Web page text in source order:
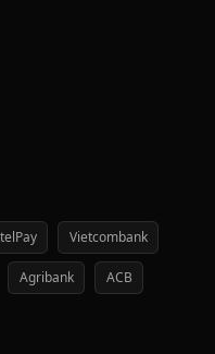
Vietcombank
Agribank ACB